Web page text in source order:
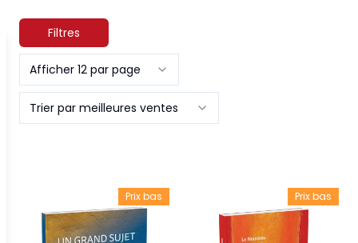
Filtres
Afficher 12 par page
Trier par meilleures ventes
Prix bas Prix bas